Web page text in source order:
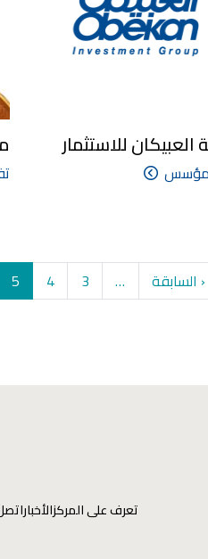
للاستثمار
Previous page
‹ السابقة … الصفحة
3 الصفحة
4
5
تعرف على المركزالأخبار